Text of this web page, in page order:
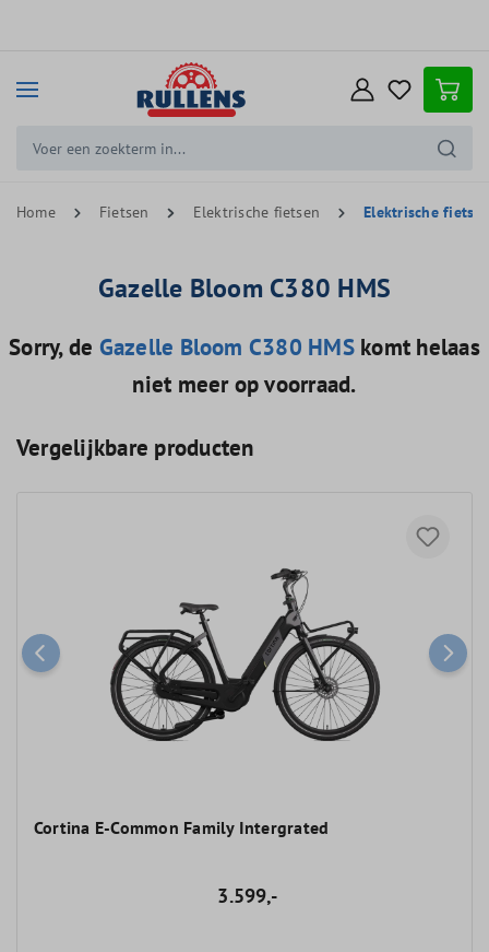
Home Fietsen Elektrische fietsen Elektrische
Gazelle Bloom C380 HMS
Sorry, de Gazelle Bloom C380 HMSkomt helaas
niet meer op voorraad.
Vergelijkbare producten
Cortina E-Common Family Intergrated
3.599,-